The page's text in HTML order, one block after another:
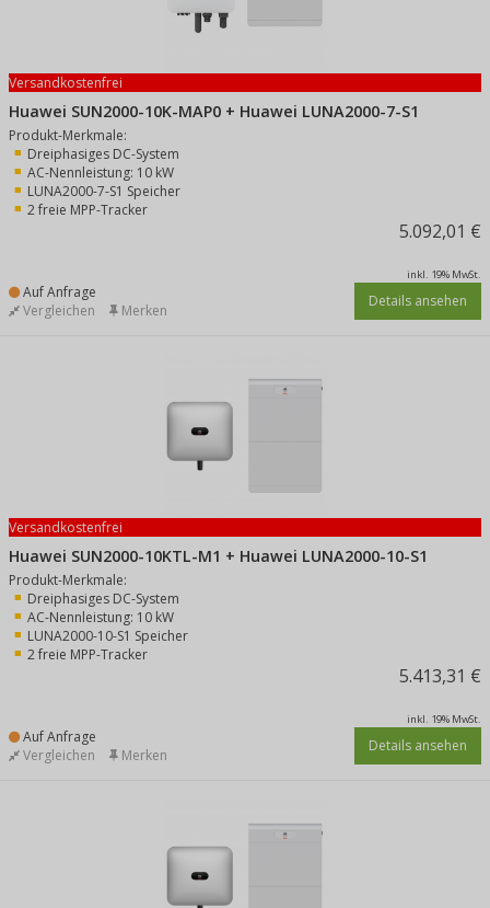
Versandkostenfrei
Huawei SUN2000-10K-MAP0 + Huawei LUNA2000-7-S1
Produkt-Merkmale:
Dreiphasiges DC-System
AC-Nennleistung: 10 kW
LUNA2000-7-S1 Speicher
2 freie MPP-Tracker
5.092,01 €
inkl. 19% MwSt.
Auf Anfrage Details ansehen
Vergleichen Merken
Versandkostenfrei
Huawei SUN2000-10KTL-M1 + Huawei LUNA2000-10-S1
Produkt-Merkmale:
Dreiphasiges DC-System
AC-Nennleistung: 10 kW
LUNA2000-10-S1 Speicher
2 freie MPP-Tracker
5.413,31 €
inkl. 19% MwSt.
Auf Anfrage Details ansehen
Vergleichen Merken